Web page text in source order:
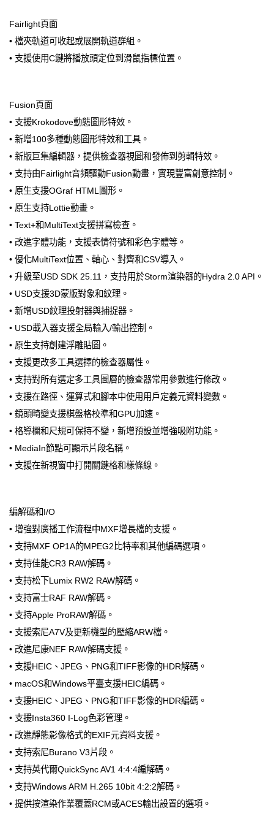
Fairlight頁面
• 檔夾軌道可收起或展開軌道群組。
• 支援使用C鍵將播放頭定位到滑鼠指標位置。
Fusion頁面
• 支援Krokodove動態圖形特效。
• 新增100多種動態圖形特效和工具。
• 新版巨集編輯器，提供檢查器視圖和發佈到剪輯特效。
• 支持由Fairlight音頻驅動Fusion動畫，實現豐富創意控制。
• 原生支援OGraf HTML圖形。
• 原生支持Lottie動畫。
• Text+和MultiText支援拼寫檢查。
• 改進字體功能，支援表情符號和彩色字體等。
• 優化MultiText位置、軸心、對齊和CSV導入。
• 升級至USD SDK 25.11，支持用於Storm渲染器的Hydra 2.0 API。
• USD支援3D蒙版對象和紋理。
• 新增USD紋理投射器與捕捉器。
• USD載入器支援全局輸入/輸出控制。
• 原生支持創建浮雕貼圖。
• 支援更改多工具選擇的檢查器屬性。
• 支持對所有選定多工具圖層的檢查器常用參數進行修改。
• 支援在路徑、運算式和腳本中使用用戶定義元資料變數。
• 鏡頭畸變支援棋盤格校準和GPU加速。
• 格導欄和尺規可保持不變，新增預設並增強吸附功能。
• MediaIn節點可顯示片段名稱。
• 支援在新視窗中打開關鍵格和樣條線。
編解碼和I/O
• 增強對廣播工作流程中MXF增長檔的支援。
• 支持MXF OP1A的MPEG2比特率和其他編碼選項。
• 支持佳能CR3 RAW解碼。
• 支持松下Lumix RW2 RAW解碼。
• 支持富士RAF RAW解碼。
• 支持Apple ProRAW解碼。
• 支援索尼A7V及更新機型的壓縮ARW檔。
• 改進尼康NEF RAW解碼支援。
• 支援HEIC、JPEG、PNG和TIFF影像的HDR解碼。
• macOS和Windows平臺支援HEIC編碼。
• 支援HEIC、JPEG、PNG和TIFF影像的HDR編碼。
• 支援Insta360 I-Log色彩管理。
• 改進靜態影像格式的EXIF元資料支援。
• 支持索尼Burano V3片段。
• 支持英代爾QuickSync AV1 4:4:4編解碼。
• 支持Windows ARM H.265 10bit 4:2:2解碼。
• 提供按渲染作業覆蓋RCM或ACES輸出設置的選項。